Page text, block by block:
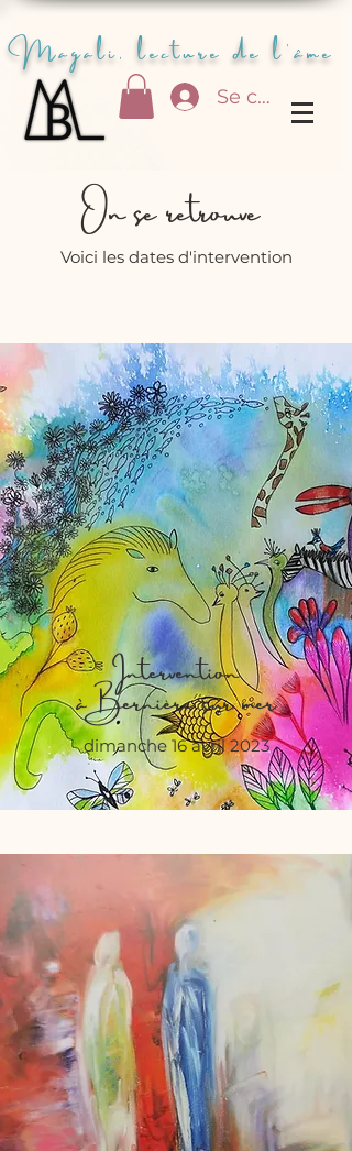
Se connecter
Magali, lecture de l'âme
On se retrouve
Voici les dates d'intervention
Intervention
à Bernière sur mer
dimanche 16 avril 2023